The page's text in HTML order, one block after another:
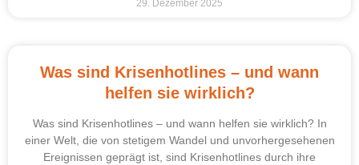
29. Dezember 2025
Was sind Krisenhotlines – und wann
helfen sie wirklich?
Was sind Krisenhotlines – und wann helfen sie wirklich? In
einer Welt, die von stetigem Wandel und unvorhergesehenen
Ereignissen geprägt ist, sind Krisenhotlines durch ihre